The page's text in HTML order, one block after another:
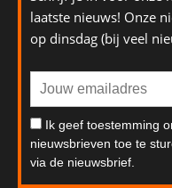
laatste nieuws! Onze
op dinsdag (bij veel
Ik geef toestemming
nieuwsbrieven toe te
via de nieuwsbrief.